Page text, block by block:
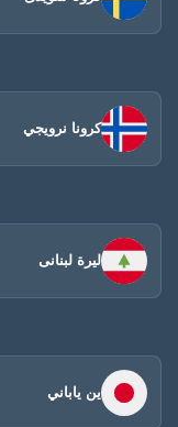
كرونا نرويجي
ليرة لبنانى
ين ياباني